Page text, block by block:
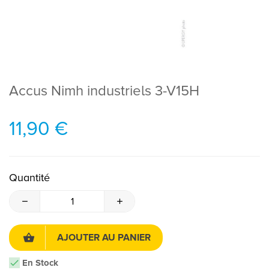
Accus Nimh industriels 3-V15H
11,90 €
Quantité
AJOUTER AU PANIER
En Stock